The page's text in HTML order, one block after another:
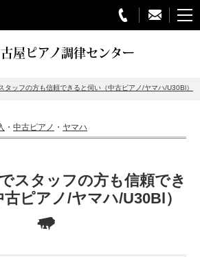
屋ピアノ調律センター
いて
タッフの方も信頼できると伺い（中古ピアノ/ヤマハ/U30Bl）
・ 中古ピアノ ・ ヤマハ
スタッフの方も信頼でき
ピアノ/ヤマハ/U30Bl）